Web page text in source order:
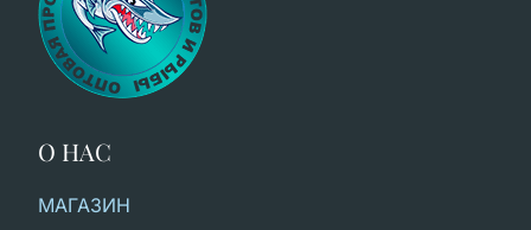
О НАС
МАГАЗИН